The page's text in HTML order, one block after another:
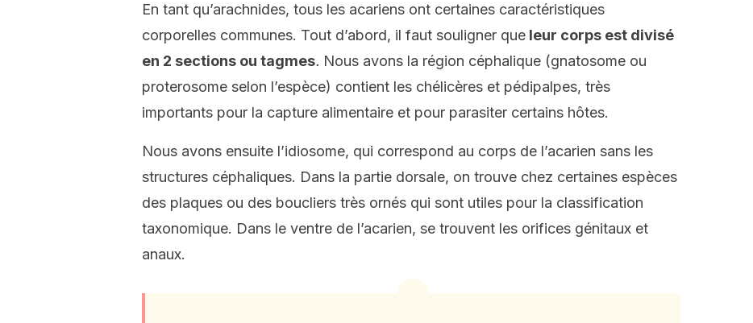
En tant qu’arachnides, tous les acariens ont certaines caractéristiques
corporelles communes. Tout d’abord, il faut souligner que leur corps est divisé
en 2 sections ou tagmes. Nous avons la région céphalique (gnatosome ou
proterosome selon l’espèce) contient les chélicères et pédipalpes, très
importants pour la capture alimentaire et pour parasiter certains hôtes.
Nous avons ensuite l’idiosome, qui correspond au corps de l’acarien sans les
structures céphaliques. Dans la partie dorsale, on trouve chez certaines espèces
des plaques ou des boucliers très ornés qui sont utiles pour la classification
taxonomique. Dans le ventre de l’acarien, se trouvent les orifices génitaux et
anaux.